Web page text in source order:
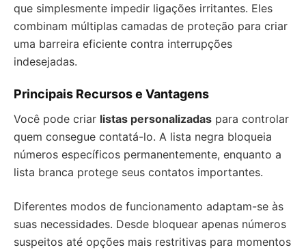
que simplesmente impedir ligações irritantes. Eles
combinam múltiplas camadas de proteção para criar
uma barreira eficiente contra interrupções
indesejadas.
Principais Recursos e Vantagens
Você pode criar listas personalizadas para controlar
quem consegue contatá-lo. A lista negra bloqueia
números específicos permanentemente, enquanto a
lista branca protege seus contatos importantes.
Diferentes modos de funcionamento adaptam-se às
suas necessidades. Desde bloquear apenas números
suspeitos até opções mais restritivas para momentos